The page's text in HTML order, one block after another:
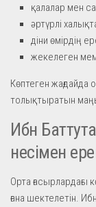
қалалар мен
әртүрлі
діни өмірдің
жекелеген
Көптеген жағдайда
толықтыратын
Ибн
несімен
Орта ғасырлардағы
ғана шектелетін.